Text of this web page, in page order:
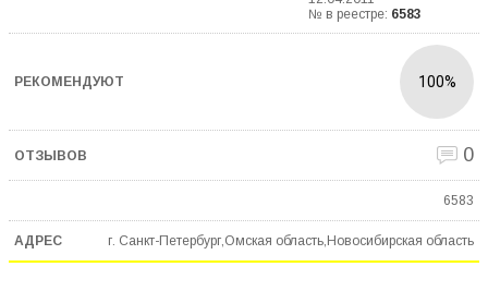
№ в реестре: 6583
100%
0
6583
г. Санкт-Петербург,Омская область,Новосибирская область